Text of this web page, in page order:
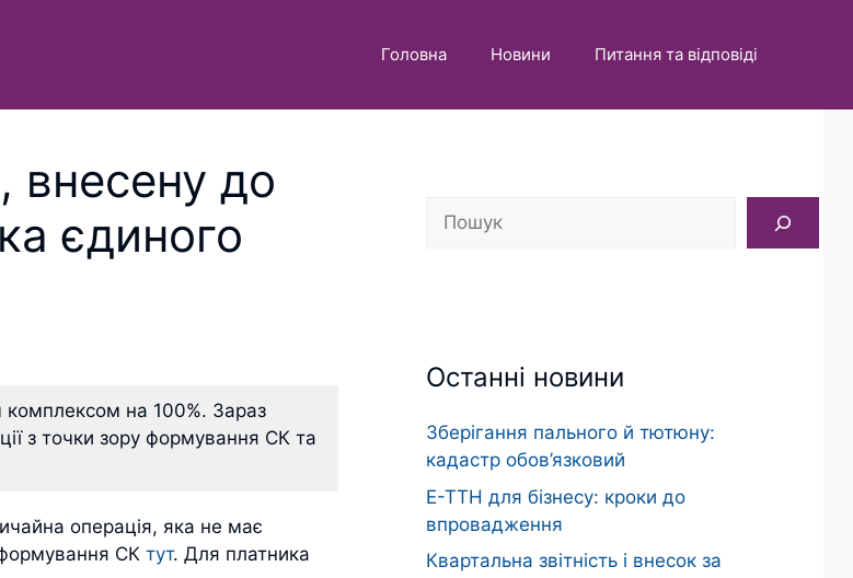
Головна Новини Питання та відповіді
внесену до
єдиного
на 100%. Зараз
з точки зору формування СК та
операція, яка не має
СК тут. Для платника
Пошук
Останні новини
Зберігання пального й тютюну:
кадастр обов’язковий
Е-ТТН для бізнесу: кроки до
впровадження
Квартальна звітність і внесок за